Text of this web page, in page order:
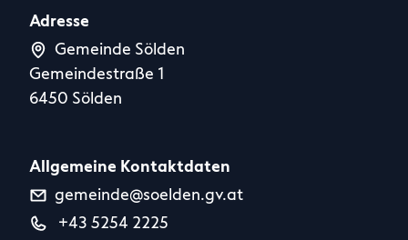
Adresse
Gemeinde Sölden
Gemeindestraße 1
6450 Sölden
Allgemeine Kontaktdaten
gemeinde@soelden.gv.at
+43 5254 2225